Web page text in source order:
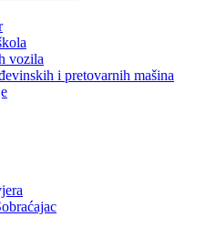
vozila
i pretovarnih mašina